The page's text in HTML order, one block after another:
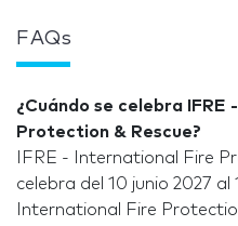
FAQs
¿Cuándo se celebra
Protection & Rescue?
IFRE - International Fire
celebra del 10 junio 2027 al
International Fire